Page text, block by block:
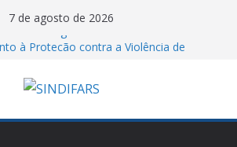
7 de agosto de 2026
e a Categoria Farmacêutica: Do
à Proteção contra a Violência de
e Gratidão do Sindifars aos Estudantes
Pela Reconstrução da ENEFAR!